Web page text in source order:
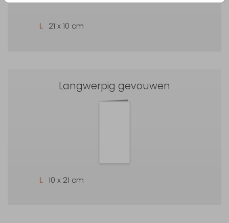
L 21 x 10 cm
Langwerpig gevouwen
L 10 x 21 cm